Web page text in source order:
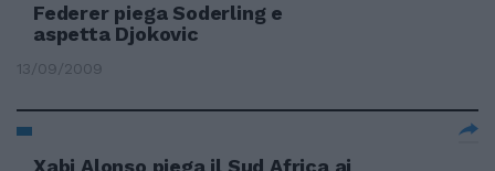
Federer piega Soderling e
aspetta Djokovic
13/09/2009
Xabi Alonso piega il Sud Africa ai